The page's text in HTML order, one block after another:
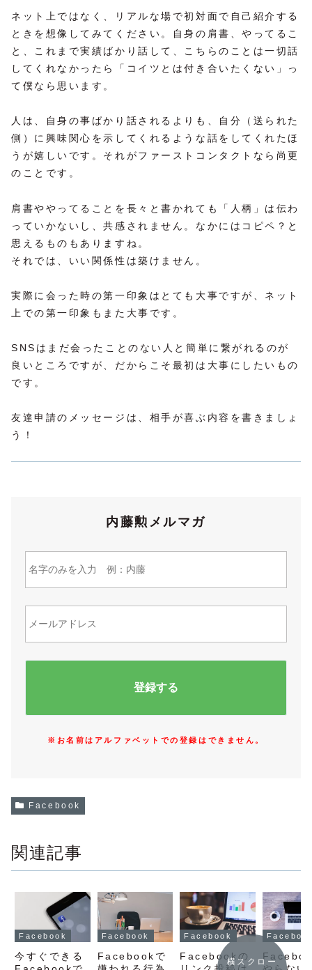
ネット上ではなく、リアルな場で初対面で自己紹介する
ときを想像してみてください。自身の肩書、やってるこ
と、これまで実績ばかり話して、こちらのことは一切話
してくれなかったら「コイツとは付き合いたくない」っ
て僕なら思います。
人は、自身の事ばかり話されるよりも、自分（送られた
側）に興味関心を示してくれるような話をしてくれたほ
うが嬉しいです。それがファーストコンタクトなら尚更
のことです。
肩書ややってることを長々と書かれても「人柄」は伝わ
っていかないし、共感されません。なかにはコピペ？と
思えるものもありますね。
それでは、いい関係性は築けません。
実際に会った時の第一印象はとても大事ですが、ネット
上での第一印象もまた大事です。
SNSはまだ会ったことのない人と簡単に繋がれるのが
良いところですが、だからこそ最初は大事にしたいもの
です。
友達申請のメッセージは、相手が喜ぶ内容を書きましょ
う！
内藤勲メルマガ
※お名前はアルファベットでの登録はできません。
Facebook
関連記事
Facebook
今すぐできる
Facebook
Facebookで
Facebook
Facebookの
横スクロー